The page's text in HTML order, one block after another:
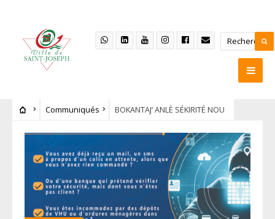
Communiqués BOKANTAJ’ ANLÈ SÉKIRITÉ NOU